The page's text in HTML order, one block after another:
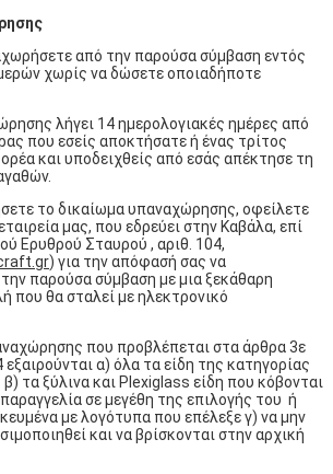
από την παρούσα σύμβαση εντός
χωρίς να δώσετε οποιαδήποτε
λήγει 14 ημερολογιακές ημέρες από
που εσείς αποκτήσατε ή ένας τρίτος
και υποδειχθείς από εσάς απέκτησε τη
το δικαίωμα υπαναχώρησης, οφείλετε
μας, που εδρεύει στην Καβάλα, επί
Ερυθρού Σταυρού , αριθ. 104,
) για την απόφασή σας να
παρούσα σύμβαση με μια ξεκάθαρη
που θα σταλεί με ηλεκτρονικό
που προβλέπεται στα άρθρα 3ε
α) όλα τα είδη της κατηγορίας
τα ξύλινα και Plexiglass είδη που κόβονται
σε μεγέθη της επιλογής του ή
με λογότυπα που επέλεξε γ) να μην
και να βρίσκονται στην αρχική